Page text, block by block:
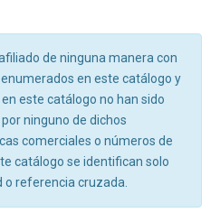
de ninguna manera con
en este catálogo y
este catálogo no han sido
ninguno de dichos
comerciales o números de
catálogo se identifican solo
referencia cruzada.